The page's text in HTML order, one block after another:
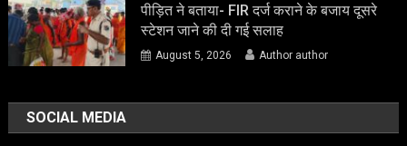
पीड़ित ने बताया- FIR दर्ज कराने के बजाय दूसरे
स्टेशन जाने की दी गई सलाह
August 5, 2026 Author author
SOCIAL MEDIA